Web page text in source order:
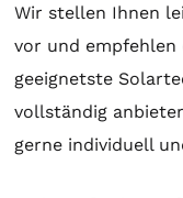
Wir stellen Ihnen
vor und empfehlen
geeignetste
vollständig
gerne individuell